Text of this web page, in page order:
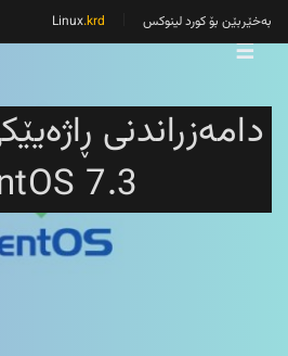
بەخێربێن بۆ کورد لینوکس .krd
☰
دامەزراندنی
7.3